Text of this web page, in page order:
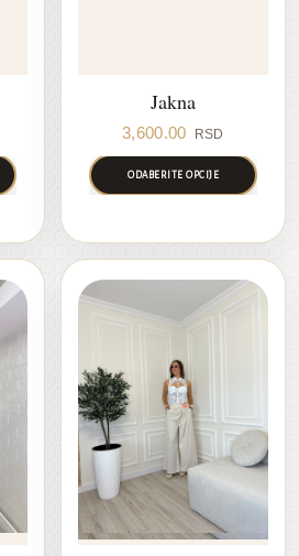
Jakna
3,600.00 RSD
ODABERITE OPCIJE